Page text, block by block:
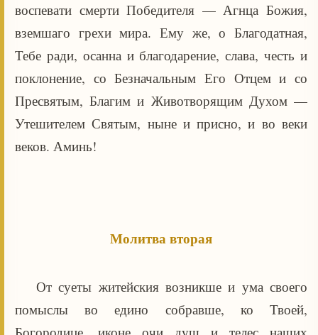
воспевати смерти Победителя — Агнца Божия,
вземшаго грехи мира. Ему же, о Благодатная,
Тебе ради, осанна и благодарение, слава, честь и
поклонение, со Безначальным Его Отцем и со
Пресвятым, Благим и Животворящим Духом —
Утешителем Святым, ныне и присно, и во веки
веков. Аминь!
Молитва вторая
От суеты житейския возникше и ума своего
помыслы во едино собравше, ко Твоей,